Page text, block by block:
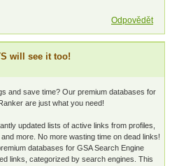
Odpovědět
will see it too!
and save time? Our premium databases for
are just what you need!
updated lists of active links from profiles,
more. No more wasting time on dead links!
databases for GSA Search Engine
links, categorized by search engines. This